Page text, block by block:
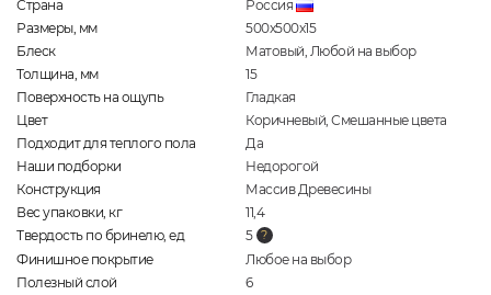
Страна
Россия
Размеры, мм
500x500x15
Блеск
Матовый, Любой на выбор
Толщина, мм
15
Поверхность на ощупь
Гладкая
Цвет
Коричневый, Смешанные цвета
Подходит для теплого пола
Да
Наши подборки
Недорогой
Конструкция
Массив Древесины
Вес упаковки, кг
11,4
Твердость по бринелю, ед
5
Финишное покрытие
Любое на выбор
Полезный слой
6